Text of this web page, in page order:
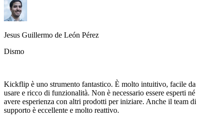
Jesus Guillermo de León Pérez
Dismo
Kickflip è uno strumento fantastico. È molto intuitivo, facile da
usare e ricco di funzionalità. Non è necessario essere esperti né
avere esperienza con altri prodotti per iniziare. Anche il team di
supporto è eccellente e molto reattivo.